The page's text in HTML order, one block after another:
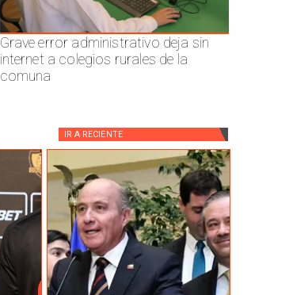
Grave error administrativo deja sin
internet a colegios rurales de la
comuna
IR A RECIENTE